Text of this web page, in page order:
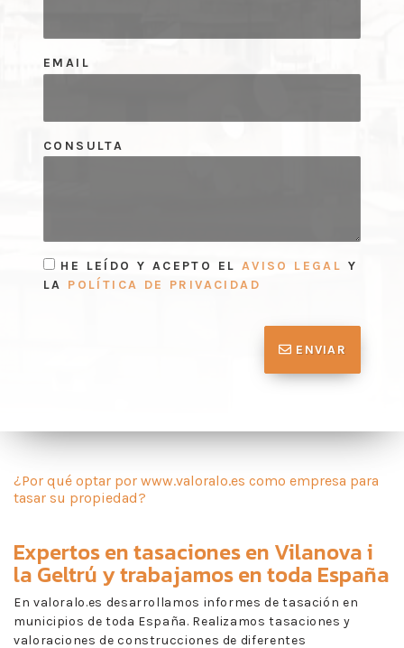
EMAIL
CONSULTA
HE LEÍDO Y ACEPTO EL AVISO LEGAL Y
LA POLÍTICA DE PRIVACIDAD
ENVIAR
¿Por qué optar por www.valoralo.es como empresa para
tasar su propiedad?
Expertos entasaciones en Vilanova i
la Geltrú y trabajamos en toda España
En valoralo.es desarrollamos informes de tasación en
municipios de toda España. Realizamos tasaciones y
valoraciones de construcciones de diferentes